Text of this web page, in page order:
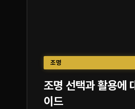
조명
조명 선택과 활용에
이드